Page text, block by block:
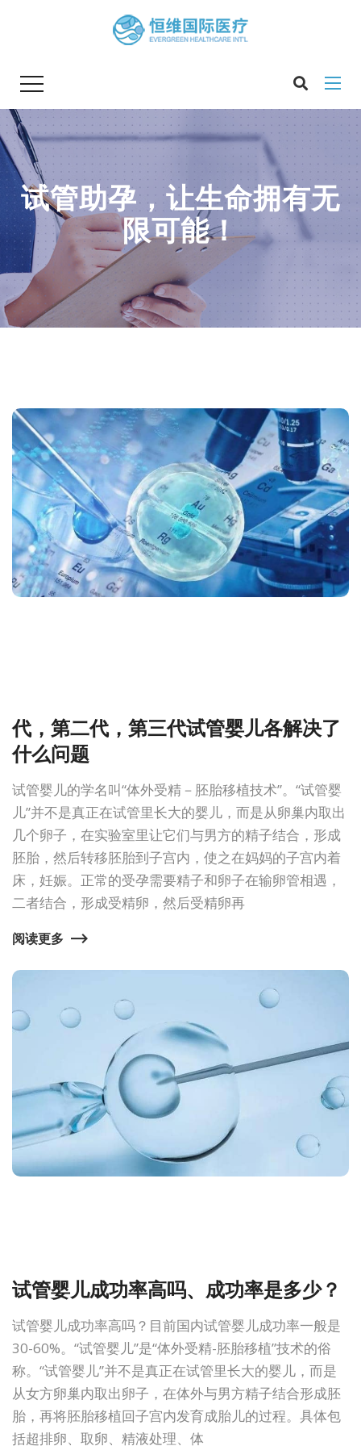
试管助孕，让生命拥有无
限可能！
代，第二代，第三代试管婴儿各解决了
什么问题
试管婴儿的学名叫“体外受精－胚胎移植技术”。“试管婴
儿”并不是真正在试管里长大的婴儿，而是从卵巢内取出
几个卵子，在实验室里让它们与男方的精子结合，形成
胚胎，然后转移胚胎到子宫内，使之在妈妈的子宫内着
床，妊娠。正常的受孕需要精子和卵子在输卵管相遇，
二者结合，形成受精卵，然后受精卵再
阅读更多
试管婴儿成功率高吗、成功率是多少？
试管婴儿成功率高吗？目前国内试管婴儿成功率一般是
30-60%。“试管婴儿”是“体外受精-胚胎移植”技术的俗
称。“试管婴儿”并不是真正在试管里长大的婴儿，而是
从女方卵巢内取出卵子，在体外与男方精子结合形成胚
胎，再将胚胎移植回子宫内发育成胎儿的过程。具体包
括超排卵、取卵、精液处理、体